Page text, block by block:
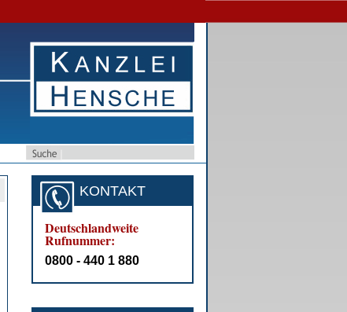
KONTAKT
Deutschlandweite
Rufnummer:
0800 - 440 1 880